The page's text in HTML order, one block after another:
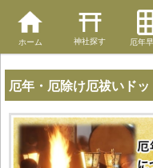
ホーム 神社探す 厄年
厄年・厄除け厄祓いドッ